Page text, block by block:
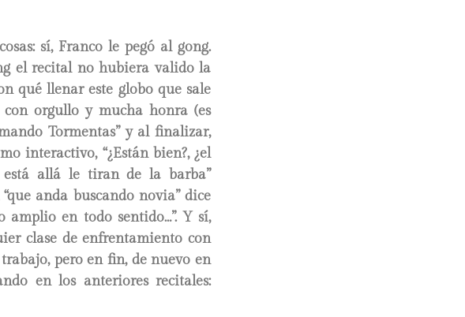
sí, Franco le pegó al gong.
el recital no hubiera valido la
qué llenar este globo que sale
con orgullo y mucha honra (es
Tormentas” y al finalizar,
interactivo, “¿Están bien?, ¿el
allá le tiran de la barba”
anda buscando novia” dice
amplio en todo sentido…”. Y sí,
clase de enfrentamiento con
pero en fin, de nuevo en
en los anteriores recitales: